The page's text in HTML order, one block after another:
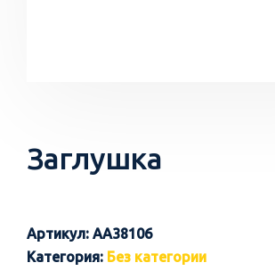
Заглушка
Артикул: AA38106
Категория: Без категории